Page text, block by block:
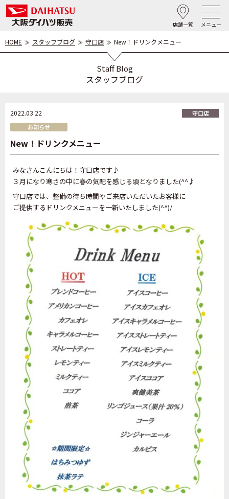
店舗一覧 メニュー
HOME スタッフブログ 守口店 New！ドリンクメニュー
Staff Blog
スタッフブログ
2022.03.22
守口店
お知らせ
New！ドリンクメニュー
みなさんこんにちは！守口店です♪
３月になり寒さの中に春の気配を感じる頃となりました(^^♪
守口店では、整備の待ち時間やご来店いただいたお客様に
ご提供するドリンクメニューを一新いたしました(^^)/